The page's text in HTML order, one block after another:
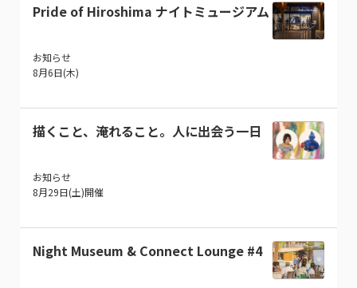
Pride of Hiroshima ナイトミュージアム
お知らせ
8月6日(木)
描くこと、淹れること。人に出会う一日
お知らせ
8月29日(土)開催
Night Museum & Connect Lounge #4